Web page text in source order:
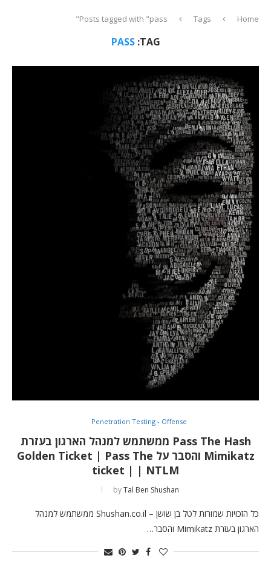
Home
Tags
Posts tagged with "pass"
TAG:
PASS
Penetration Testing - Offense
Pass The Hash ממשתמש למנהל הארגון בעזרת
Mimikatz והסבר על Golden Ticket | Pass The
ticket | | NTLM
byTal Ben Shushan
כל הזכויות שמורות לטל בן שושן – Shushan.co.il ממשתמש למנהל
הארגון בעזרת Mimikatz והסבר…